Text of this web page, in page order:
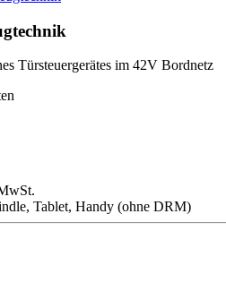
Türsteuergerätes im 42V Bordnetz
Tablet, Handy (ohne DRM)